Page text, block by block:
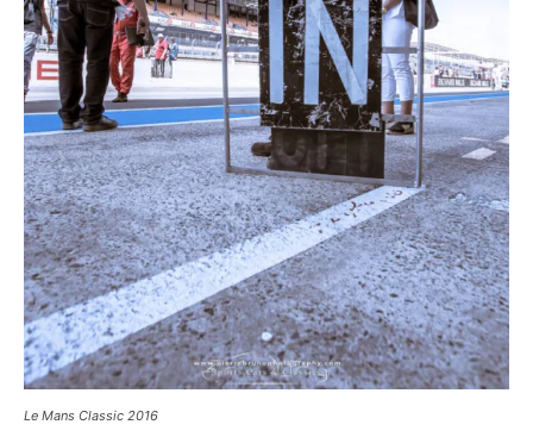
Le Mans Classic 2016